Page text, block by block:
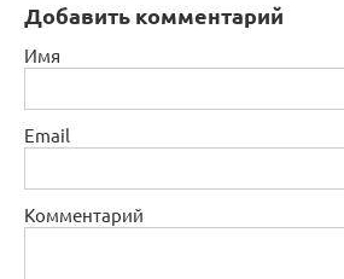
Добавить комментарий
Имя
Email
Комментарий